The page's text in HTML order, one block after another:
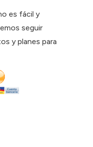
es fácil y
seguir
y planes para